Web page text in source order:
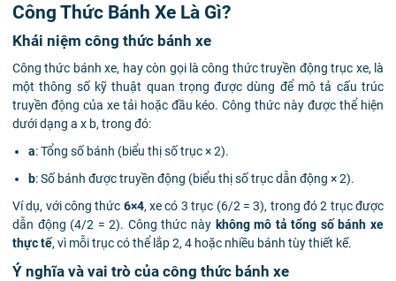
Công Thức Bánh Xe Là Gì?
Khái niệm công thức bánh xe
Công thức bánh xe, hay còn gọi là công thức truyền động trục xe, là
một thông số kỹ thuật quan trọng được dùng để mô tả cấu trúc
truyền động của xe tải hoặc đầu kéo. Công thức này được thể hiện
dưới dạng a x b, trong đó:
a: Tổng số bánh (biểu thị số trục × 2).
b: Số bánh được truyền động (biểu thị số trục dẫn động × 2).
Ví dụ, với công thức 6×4, xe có 3 trục (6/2 = 3), trong đó 2 trục được
dẫn động (4/2 = 2). Công thức này không mô tả tổng số bánh xe
thực tế, vì mỗi trục có thể lắp 2, 4 hoặc nhiều bánh tùy thiết kế.
Ý nghĩa và vai trò của công thức bánh xe